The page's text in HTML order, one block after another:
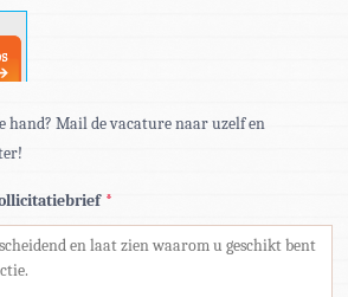
hand? Mail de vacature naar uzelf en
*